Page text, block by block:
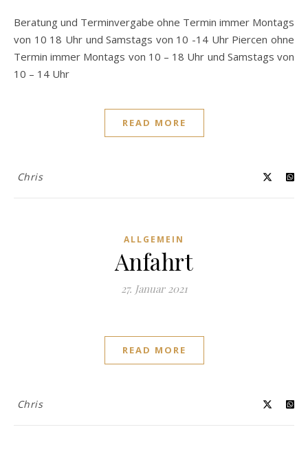
Beratung und Terminvergabe ohne Termin immer Montags
von 10 18 Uhr und Samstags von 10 -14 Uhr Piercen ohne
Termin immer Montags von 10 – 18 Uhr und Samstags von
10 – 14 Uhr
READ MORE
Chris
ALLGEMEIN
Anfahrt
27. Januar 2021
READ MORE
Chris